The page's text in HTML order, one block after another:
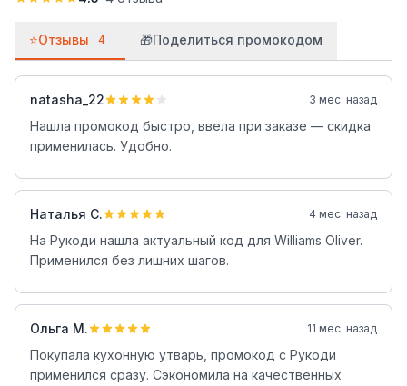
⭐Отзывы 4 🎁Поделиться промокодом
natasha_22 3 мес. назад
Нашла промокод быстро, ввела при заказе — скидка
применилась. Удобно.
Наталья С. 4 мес. назад
На Рукоди нашла актуальный код для Williams Oliver.
Применился без лишних шагов.
Ольга М. 11 мес. назад
Покупала кухонную утварь, промокод с Рукоди
применился сразу. Сэкономила на качественных